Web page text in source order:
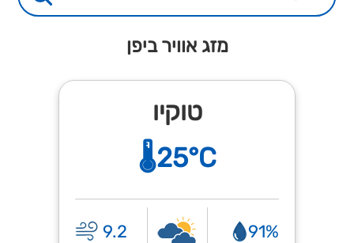
מזג אוויר ביפן
טוקיו
🌡️25°C
91%
9.2